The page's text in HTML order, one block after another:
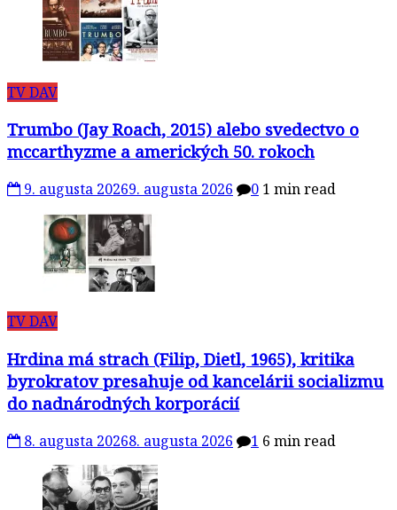
TV DAV
Trumbo (Jay Roach, 2015) alebo svedectvo o
mccarthyzme a amerických 50. rokoch
9. augusta 20269. augusta 2026 0 1 min read
TV DAV
Hrdina má strach (Filip, Dietl, 1965), kritika
byrokratov presahuje od kancelárii socializmu
do nadnárodných korporácií
8. augusta 20268. augusta 2026 1 6 min read